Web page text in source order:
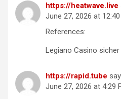
https://heatwave.live
June 27, 2026 at 12:40
References:
Legiano Casino sicher
https://rapid.tube
June 27, 2026 at 4:29